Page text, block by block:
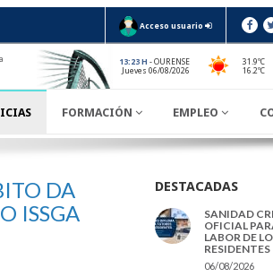
Acceso usuario
13:23 H - OURENSE
Jueves 06/08/2026
31.9ºC
16.2ºC
FORMACIÓN EMPLEO
DA
ISSGA
DESTACADAS
SANIDAD
OFICIAL
LABOR DE
RESIDENTES
06/08/2026